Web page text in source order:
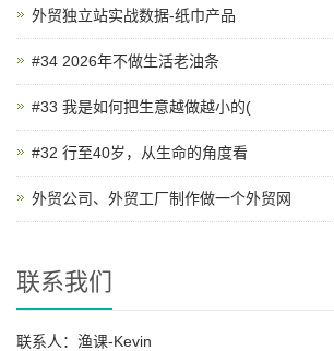
外贸独立站实战数据-纸巾产品
#34 2026年不做生活老油条
#33 我是如何把生意越做越小的(
#32 行至40岁，从生命的角度看
外贸公司、外贸工厂制作做一个外贸网
联系我们
联系人：渔课-Kevin